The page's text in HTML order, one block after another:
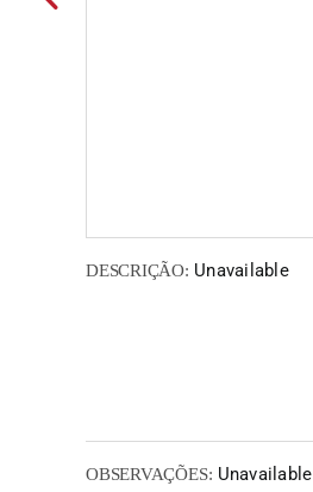
DESCRIÇÃO: Unavailable
OBSERVAÇÕES: Unavailable